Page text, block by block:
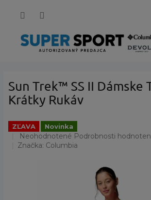
Sun Trek™ SS II Dámske
Krátky Rukáv
ZĽAVA Novinka
Priemerné
hodnotenie
Neohodnotené Podrobnosti
Značka: Columbia